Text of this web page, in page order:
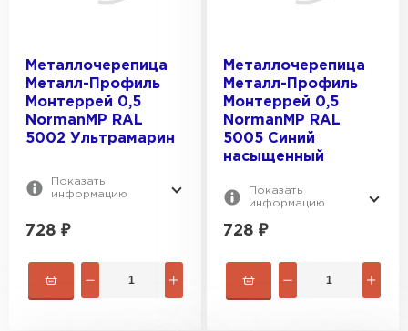
Металлочерепица
Металл-Профиль
Монтеррей 0,5
NormanMP RAL
5002 Ультрамарин
Показать
информацию
728 ₽
Металлочерепица
Металл-Профиль
Монтеррей 0,5
NormanMP RAL
5005 Синий
насыщенный
Показать
информацию
728 ₽